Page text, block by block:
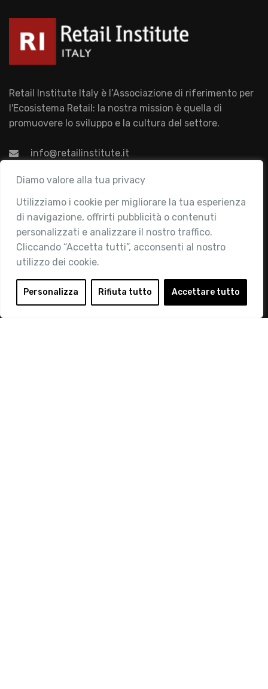
Diamo valore alla tua privacy
Utilizziamo i cookie per migliorare la tua esperienza
di navigazione, offrirti pubblicità o contenuti
personalizzati e analizzare il nostro traffico.
Cliccando “Accetta tutti”, acconsenti al nostro
utilizzo dei cookie.
Personalizza Rifiuta tutto Accettare tutto
Retail Institute Italy è l’Associazione di riferimento per
l'Ecosistema Retail: la nostra mission è quella di
promuovere lo sviluppo e la cultura del settore.
info@retailinstitute.it
Associazione
Chi siamo
Attività
Contatti
Area Riservata
Login
Diventa Socio